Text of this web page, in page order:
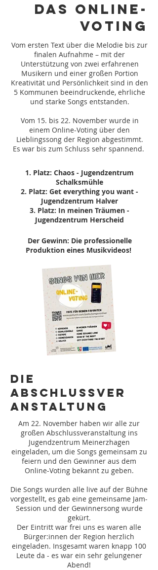
Das Online-
Voting
Vom ersten Text über die Melodie bis zur
finalen Aufnahme – mit der
Unterstützung von zwei erfahrenen
Musikern und einer großen Portion
Kreativität und Persönlichkeit sind in den
5 Kommunen beeindruckende, ehrliche
und starke Songs entstanden.
Vom 15. bis 22. November wurde in
einem Online-Voting über den
Lieblingssong der Region abgestimmt.
Es war bis zum Schluss sehr spannend.
1. Platz: Chaos - Jugendzentrum
Schalksmühle
2. Platz: Get everything you want -
Jugendzentrum Halver
3. Platz: In meinen Träumen -
Jugendzentrum Herscheid
Der Gewinn: Die professionelle
Produktion eines Musikvideos!
DIE
ABSCHLUSSVER
ANSTALTUNG
Am 22. November haben wir alle zur
großen Abschlussveranstaltung ins
Jugendzentrum Meinerzhagen
eingeladen, um die Songs gemeinsam zu
feiern und den Gewinner aus dem
Online-Voting bekannt zu geben.
Die Songs wurden alle live auf der Bühne
vorgestellt, es gab eine gemeinsame Jam-
Session und der Gewinnersong wurde
gekürt.
Der Eintritt war frei uns es waren alle
Bürger:innen der Region herzlich
eingeladen. Insgesamt waren knapp 100
Leute da - es war ein sehr gelungener
Abend!